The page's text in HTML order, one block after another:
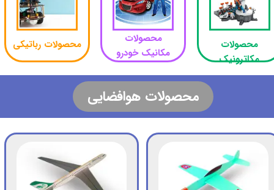
محصولات
مکاترونیک​​​​​​​
محصولات
مکانیک خودرو​​​​​​​
​محصولات رباتیکی
​محصولات هوافضایی